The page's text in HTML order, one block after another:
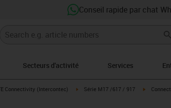
Conseil rapide par chat
Secteurs d'activité Services
icon-arrow-right
Connectivity (Intercontec) igus-icon-arrow-right
Série M17 /617 / 917 igus-